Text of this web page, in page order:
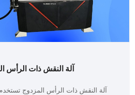
آلة النقش ذات الرأس
آلة النقش ذات الرأس المزدوج